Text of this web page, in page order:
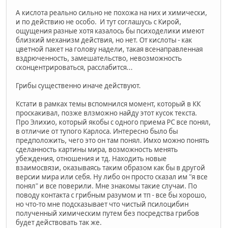
А кислота реально сильно не похожа на них и химически,
и по действию не особо. И тут соглашусь с Кирой,
ощущения разные хотя казалось бы психоделики имеют
близкий механизм действия, но нет. От кислоты - как
цветной пакет на голову надели, такая всенаправленная
вздрюченность, замешательство, невозможность
сконцентрироваться, расслабится...
Грибы существенно иначе действуют.
Кстати в рамках темы вспомнился момент, который в КК
проскакивал, позже влзможно найду этот кусок текста.
Про Элихио, который якобы с одного приема РС все понял,
в отличие от тупого Карлоса. Интересно было бы
предположить, чего это он там понял. Имхо можно понять
сделанность картины мира, возможность менять
убеждения, отношения и тд. Находить новые
взаимосвязи, оказываясь таким образом как бы в другой
версии мира или себя. Ну либо он просто сказал им "я все
понял" и все поверили. Мне знакомы такие случаи. По
поводу контакта с грибным разумом и тп - все бы хорошо,
но что-то мне подсказывает что чистый псилоцибин
полученный химическим путем без посредства грибов
будет действовать так же.